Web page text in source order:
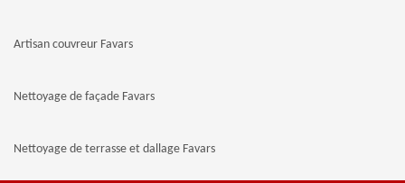
Artisan couvreur Favars
Nettoyage de façade Favars
Nettoyage de terrasse et dallage Favars